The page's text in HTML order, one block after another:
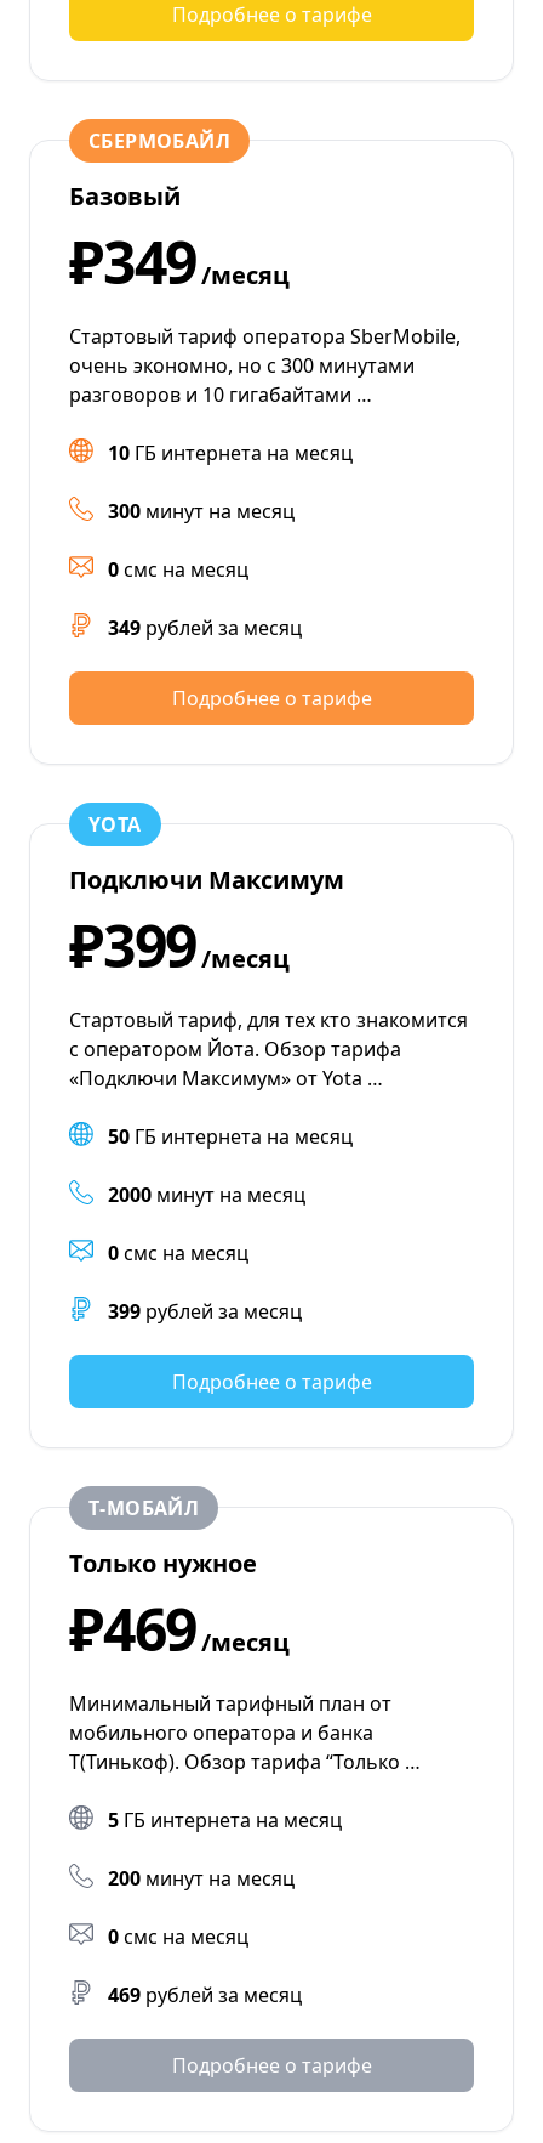
Подробнее о тарифе
СБЕРМОБАЙЛ
Базовый
₽349/месяц
Стартовый тариф оператора SberMobile,
очень экономно, но с 300 минутами
разговоров и 10 гигабайтами …
10 ГБ интернета на месяц
300 минут на месяц
0смс на месяц
349 рублей за месяц
Подробнее о тарифе
YOTA
Подключи Максимум
₽399/месяц
Стартовый тариф, для тех кто знакомится
с оператором Йота. Обзор тарифа
«Подключи Максимум» от Yota …
50 ГБ интернета на месяц
2000 минут на месяц
0смс на месяц
399 рублей за месяц
Подробнее о тарифе
Т‑МОБАЙЛ
Только нужное
₽469/месяц
Минимальный тарифный план от
мобильного оператора и банка
Т(Тинькоф). Обзор тарифа “Только …
5 ГБ интернета на месяц
200 минут на месяц
0смс на месяц
469 рублей за месяц
Подробнее о тарифе